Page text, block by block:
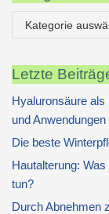
Letzte
Hyaluronsäure
und Anwendungen
Die beste
Hautalterung:
tun?
Durch Abnehmen